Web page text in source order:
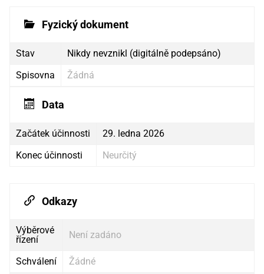
Fyzický dokument
Stav
Nikdy nevznikl (digitálně podepsáno)
Spisovna
Žádná
Data
Začátek účinnosti
29. ledna 2026
Konec účinnosti
Neurčitý
Odkazy
Výběrové
řízení
Není zadáno
Schválení
Žádné